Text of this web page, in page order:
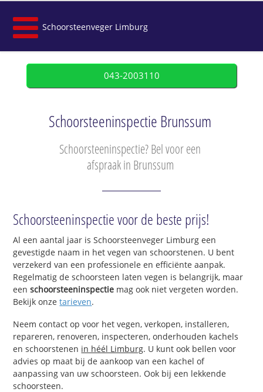
Schoorsteenveger Limburg
043-2003110
Schoorsteeninspectie Brunssum
Schoorsteeninspectie? Bel voor een
afspraak in Brunssum
Schoorsteeninspectie voor de beste prijs!
Al een aantal jaar is Schoorsteenveger Limburg een
gevestigde naam in het vegen van schoorstenen. U bent
verzekerd van een professionele en efficiënte aanpak.
Regelmatig de schoorsteen laten vegen is belangrijk, maar
eenschoorsteeninspectie mag ook niet vergeten worden.
Bekijk onzetarieven.
Neem contact op voor het vegen, verkopen, installeren,
repareren, renoveren, inspecteren, onderhouden kachels
en schoorstenen in héél Limburg. U kunt ook bellen voor
advies op maat bij de aankoop van een kachel of
aanpassing van uw schoorsteen. Ook bij een lekkende
schoorsteen.